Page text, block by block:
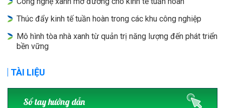
Thúc đẩy kinh tế tuần hoàn trong các khu công nghiệp
Mô hình tòa nhà xanh từ quản trị năng lượng đến phát triển
bền vững
TÀI LIỆU
Sổ tay hướng dẫn